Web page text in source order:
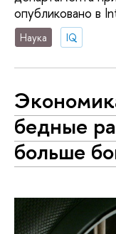
опубликовано в
Наука IQ
бедные
больше